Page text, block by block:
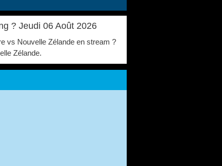
? Jeudi 06 Août 2026
vs Nouvelle Zélande en stream ?
Zélande.